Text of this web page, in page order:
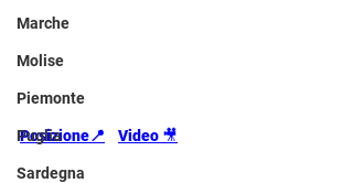
Marche
Molise
Piemonte
Puglia
Sardegna
Posizione📍 Video 🎥